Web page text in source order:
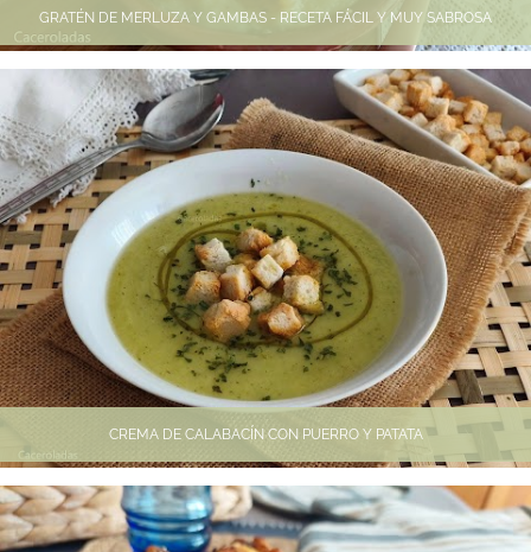
GRATÉN DE MERLUZA Y GAMBAS - RECETA FÁCIL Y MUY SABROSA
CREMA DE CALABACÍN CON PUERRO Y PATATA